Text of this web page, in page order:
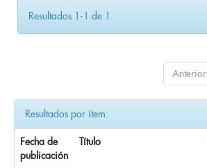
Resultados 1-1 de 1.
Anterior
Resultados por ítem:
Fecha de
publicación
Título